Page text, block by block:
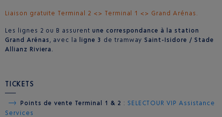
Liaison gratuite Terminal 2 <> Terminal 1 <> Grand Arénas.
Les lignes 2 ou B assurent une correspondance à la station
Grand Arénas , avec la ligne 3 de tramwaySaint-Isidore / Stade
Allianz Riviera.
TICKETS
Points de vente Terminal 1 & 2 : SELECTOUR VIP Assistance
Services